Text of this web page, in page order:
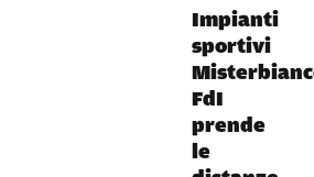
Impianti
sportivi
FdI
prende
le